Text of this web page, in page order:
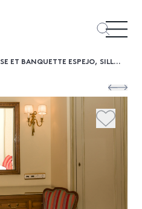
MIROIR, CHAISE ET BANQUETTE ESPEJO, SILLA Y BANQUETA